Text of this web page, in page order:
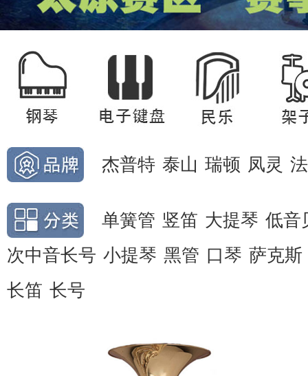
杰普特 泰山 瑞顿 凤灵
单簧管 竖笛 大提琴 低音
次中音长号 小提琴 黑管 口琴 萨克斯
长笛 长号